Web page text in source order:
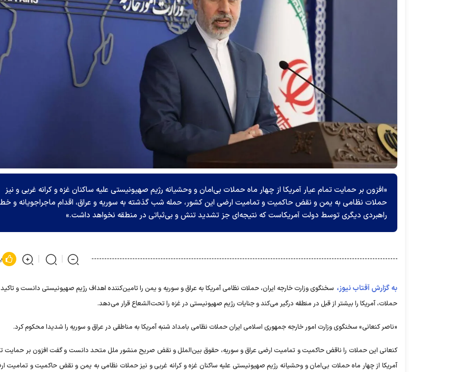
«افزون بر حمایت تمام عیار آمریکا از چهار ماه حملات بی‌امان و وحشیانه رژیم صهیونیستی علیه ساکنان غزه و کرانه غربی و نیز
حملات نظامی به یمن و نقض حاکمیت و تمامیت ارضی این کشور، حمله شب گذشته به سوریه و عراق، اقدام ماجراجویانه و
راهبردی دیگری توسط دولت آمریکاست که نتیجه‌ای جز تشدید تنش و بی‌ثباتی در منطقه نخواهد داشت.»
به گزارش آفتاب نیوز، سخنگوی وزارت خارجه ایران، حملات نظامی آمریکا به عراق و سوریه و یمن را تامین‌کننده اهداف رژیم صهیونیستی دانست و
حملات، آمریکا را بیشتر از قبل در منطقه درگیر می‌کند و جنایات رژیم صهیونیستی در غزه را تحت‌الشعاع قرار می‌دهد.
«ناصر کنعانی» سخنگوی وزارت امور خارجه جمهوری اسلامی ایران حملات نظامی بامداد شنبه آمریکا به مناطقی در عراق و سوریه را شدیدا محکوم کرد.
کنعانی این حملات را ناقض حاکمیت و تمامیت ارضی عراق و سوریه، حقوق بین‌الملل و نقض صریح منشور ملل متحد دانست و گفت افزون بر حمایت
آمریکا از چهار ماه حملات بی‌امان و وحشیانه رژیم صهیونیستی علیه ساکنان غزه و کرانه غربی و نیز حملات نظامی به یمن و نقض حاکمیت و تمامیت